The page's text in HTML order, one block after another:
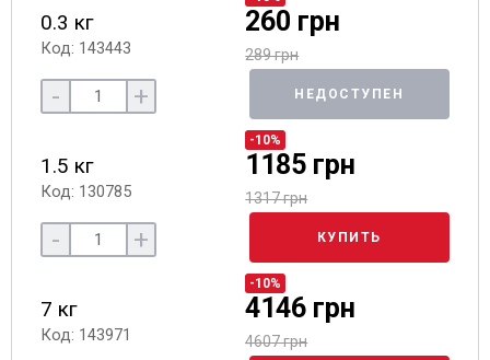
0.3 кг
Код: 143443
260 грн
289 грн
- + НЕДОСТУПЕН
1.5 кг
Код: 130785
-10%
1185 грн
1317 грн
- + КУПИТЬ
7 кг
Код: 143971
-10%
4146 грн
4607 грн